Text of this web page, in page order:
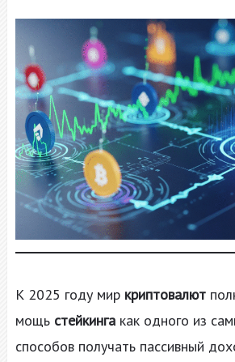
К 2025 году мир криптовалют
мощь стейкингакак одного из
способов получать пассивный